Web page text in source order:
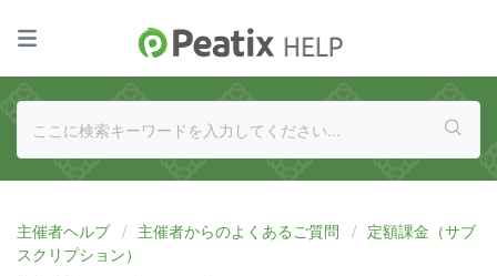
主催者ヘルプ 主催者からのよくあるご質問
定額課金（サブ
スクリプション）